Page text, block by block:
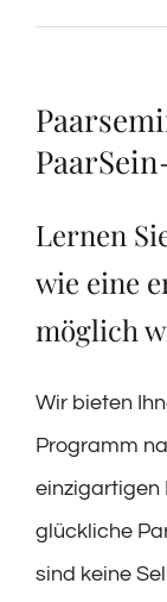
Lernen
wie eine
möglich
Wir bieten
Programm
einzigartigen
glückliche
sind keine